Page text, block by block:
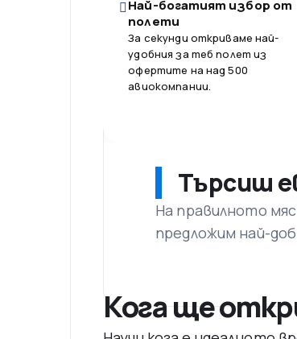
Най-богатият избор от
полети
За секунди откриваме най-
удобния за теб полет из
офертите на над 500
авиокомпании.
Търсиш
На правилното
предложим най-
Кога ще